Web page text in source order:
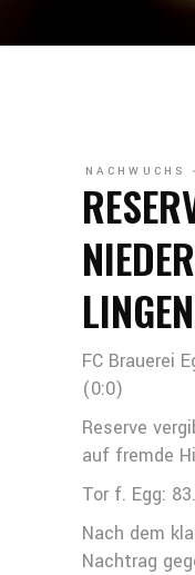
NACHWUCHS
FC Brauerei
(0:0)
Reserve
auf fremde
Tor f. Egg:
Nach dem
Nachtrag